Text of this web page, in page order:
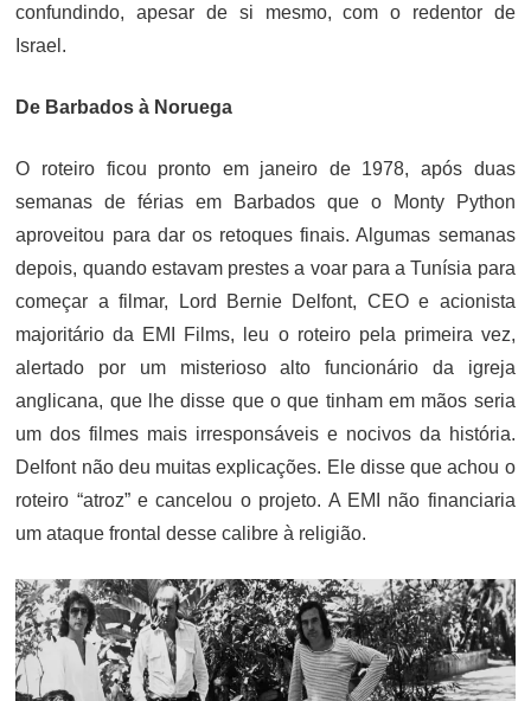
confundindo, apesar de si mesmo, com o redentor de
Israel.
De Barbados à Noruega
O roteiro ficou pronto em janeiro de 1978, após duas
semanas de férias em Barbados que o Monty Python
aproveitou para dar os retoques finais. Algumas semanas
depois, quando estavam prestes a voar para a Tunísia para
começar a filmar, Lord Bernie Delfont, CEO e acionista
majoritário da EMI Films, leu o roteiro pela primeira vez,
alertado por um misterioso alto funcionário da igreja
anglicana, que lhe disse que o que tinham em mãos seria
um dos filmes mais irresponsáveis ​​e nocivos da história.
Delfont não deu muitas explicações. Ele disse que achou o
roteiro “atroz” e cancelou o projeto. A EMI não financiaria
um ataque frontal desse calibre à religião.